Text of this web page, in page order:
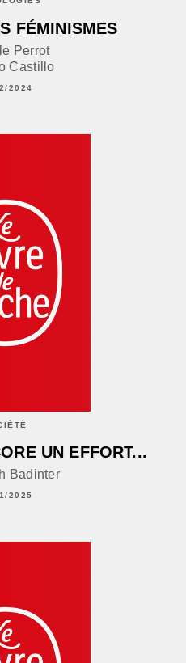
FÉMINISMES
Perrot
Castillo
2024
UN EFFORT...
Badinter
2025